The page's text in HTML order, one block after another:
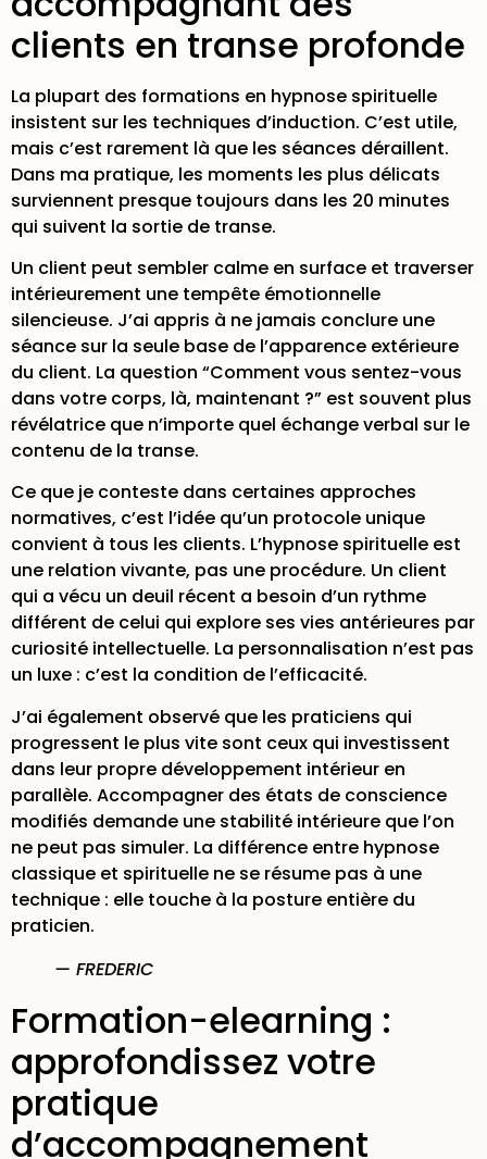
clients en transe profonde
La plupart des formations en hypnose spirituelle
insistent sur les techniques d’induction. C’est utile,
mais c’est rarement là que les séances déraillent.
Dans ma pratique, les moments les plus délicats
surviennent presque toujours dans les 20 minutes
qui suivent la sortie de transe.
Un client peut sembler calme en surface et traverser
intérieurement une tempête émotionnelle
silencieuse. J’ai appris à ne jamais conclure une
séance sur la seule base de l’apparence extérieure
du client. La question “Comment vous sentez-vous
dans votre corps, là, maintenant ?” est souvent plus
révélatrice que n’importe quel échange verbal sur le
contenu de la transe.
Ce que je conteste dans certaines approches
normatives, c’est l’idée qu’un protocole unique
convient à tous les clients. L’hypnose spirituelle est
une relation vivante, pas une procédure. Un client
qui a vécu un deuil récent a besoin d’un rythme
différent de celui qui explore ses vies antérieures par
curiosité intellectuelle. La personnalisation n’est pas
un luxe : c’est la condition de l’efficacité.
J’ai également observé que les praticiens qui
progressent le plus vite sont ceux qui investissent
dans leur propre développement intérieur en
parallèle. Accompagner des états de conscience
modifiés demande une stabilité intérieure que l’on
ne peut pas simuler. La différence entre hypnose
classique et spirituelle ne se résume pas à une
technique : elle touche à la posture entière du
praticien.
— FREDERIC
Formation-elearning :
approfondissez votre
pratique
d’accompagnement